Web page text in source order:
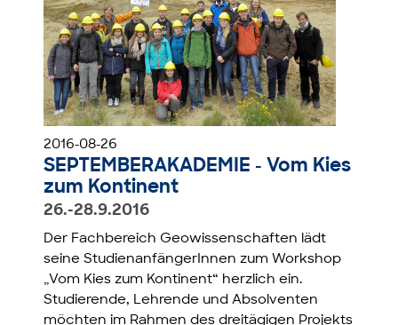
2016-08-26
SEPTEMBERAKADEMIE - Vom Kies
zum Kontinent
26.-28.9.2016
Der Fachbereich Geowissenschaften lädt
seine StudienanfängerInnen zum Workshop
„Vom Kies zum Kontinent“ herzlich ein.
Studierende, Lehrende und Absolventen
möchten im Rahmen des dreitägigen Projekts